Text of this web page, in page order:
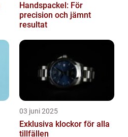
Handspackel: För
precision och jämnt
resultat
03 juni 2025
Exklusiva klockor för alla
tillfällen